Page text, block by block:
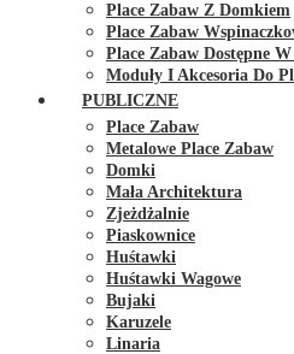
Place Zabaw Z Domkiem
Place Zabaw
Place Zabaw Dostępne
Moduły I Akcesoria Do
PUBLICZNE
Place Zabaw
Metalowe Place Zabaw
Domki
Mała Architektura
Zjeżdżalnie
Piaskownice
Huśtawki
Huśtawki Wagowe
Bujaki
Karuzele
Linaria